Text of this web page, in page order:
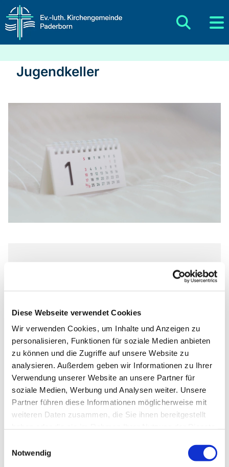
Diese Webseite verwendet Cookies
Wir verwenden Cookies, um Inhalte und Anzeigen zu
personalisieren, Funktionen für soziale Medien anbieten
zu können und die Zugriffe auf unsere Website zu
analysieren. Außerdem geben wir Informationen zu Ihrer
Verwendung unserer Website an unsere Partner für
soziale Medien, Werbung und Analysen weiter. Unsere
Partner führen diese Informationen möglicherweise mit
weiteren Daten zusammen, die Sie ihnen bereitgestellt
Notwendig
Jugendkeller
Dienstag, 4. Mai 2027, 17:00 Uhr
Bastfelder Weg 30, 33098
Paderborn
Ob die Räume genutzt werden dürfen, kann bei
Pfarrer Grahl erfragt werden.